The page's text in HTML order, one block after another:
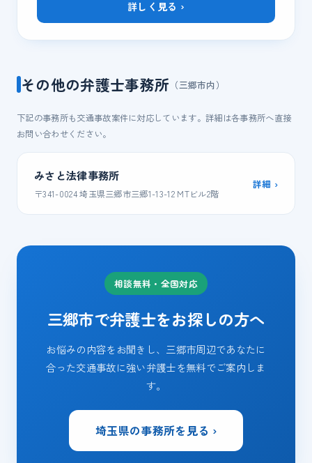
詳しく見る ›
その他の弁護士事務所 （三郷市内）
下記の事務所も交通事故案件に対応しています。詳細は各事務所へ直接
お問い合わせください。
みさと法律事務所
〒341-0024 埼玉県三郷市三郷1-13-12 MTビル2階
詳細 ›
相談無料・全国対応
三郷市で弁護士をお探しの方へ
お悩みの内容をお聞きし、三郷市周辺であなたに
合った交通事故に強い弁護士を無料でご案内しま
す。
埼玉県の事務所を見る ›